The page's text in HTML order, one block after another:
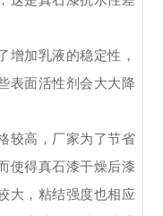
加乳液的稳定性，
表面活性剂会大大降
高，厂家为了节省
使得真石漆干燥后漆
大，粘结强度也相应